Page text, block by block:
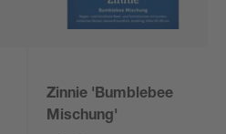
Zinnie 'Bumblebee
Mischung'